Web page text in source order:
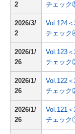
2
チェッ
2026/3/
2
Vol.124
チェッ
2026/1/
26
Vol.123
チェッ
2026/1/
26
Vol.122
チェック
2026/1/
26
Vol.121
チェッ